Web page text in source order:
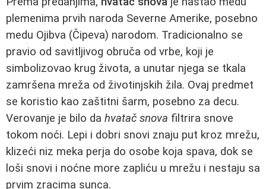
plemenima prvih naroda Severne Amerike, posebno
medu Ojibva (Čipeva) narodom. Tradicionalno se
pravio od savitljivog obruča od vrbe, koji je
simbolizovao krug života, a unutar njega se tkala
zamršena mreža od životinjskih žila. Ovaj predmet
se koristio kao zaštitni šarm, posebno za decu.
Verovanje je bilo da hvatač snova filtrira snove
tokom noći. Lepi i dobri snovi znaju put kroz mrežu,
klizeći niz meka perja do osobe koja spava, dok se
loši snovi i noćne more zapliću u mrežu i nestaju sa
prvim zracima sunca.